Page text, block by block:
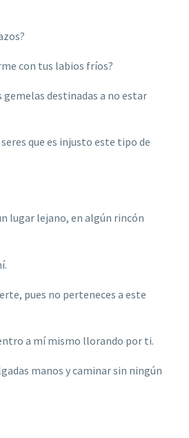
con tus labios fríos?
gemelas destinadas a no estar
que es injusto este tipo de
lugar lejano, en algún rincón
pues no perteneces a este
a mí mismo llorando por ti.
manos y caminar sin ningún